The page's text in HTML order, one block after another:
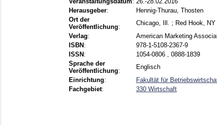
Herausgeber:
Hennig-Thurau, Thosten
Ort der
Veröffentlichung:
Chicago, Ill. ; Red Hook, NY
Verlag:
American Marketing
ISBN :
978-1-5108-2367-9
ISSN :
1054-0806 , 0888-1839
Sprache der
Veröffentlichung:
Englisch
Einrichtung:
Fakultät für
Fachgebiet: 330 Wirtschaft